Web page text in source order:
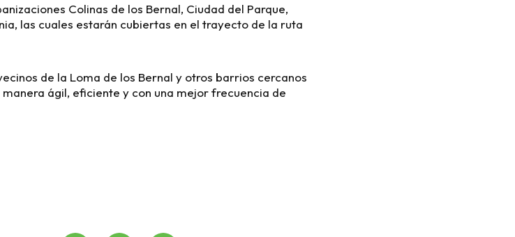
Colinas de los Bernal, Ciudad del Parque,
las cuales estarán cubiertas en el trayecto de la ruta
de la Loma de los Bernal y otros barrios cercanos
ágil, eficiente y con una mejor frecuencia de